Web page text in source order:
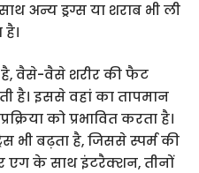
अन्य ड्रग्स या शराब भी ली
वैसे-वैसे शरीर की फैट
है। इससे वहां का तापमान
को प्रभावित करता है।
भी बढ़ता है, जिससे स्पर्म की
एग के साथ इंटरैक्शन, तीनों